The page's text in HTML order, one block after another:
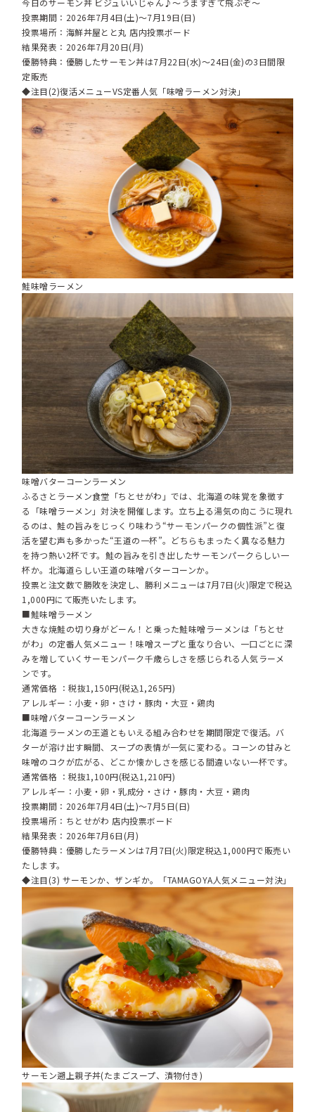
投票期間：2026年7月4日(土)～7月19日(日)
投票場所：海鮮丼屋とと丸 店内投票ボード
結果発表：2026年7月20日(月)
優勝特典：優勝したサーモン丼は7月22日(水)～24日(金)の3日間限
定販売
◆注目(2)復活メニューVS定番人気「味噌ラーメン対決」
鮭味噌ラーメン
味噌バターコーンラーメン
ふるさとラーメン食堂「ちとせがわ」では、北海道の味覚を象徴す
る「味噌ラーメン」対決を開催します。立ち上る湯気の向こうに現れ
るのは、鮭の旨みをじっくり味わう“サーモンパークの個性派”と復
活を望む声も多かった“王道の一杯”。どちらもまったく異なる魅力
を持つ熱い2杯です。鮭の旨みを引き出したサーモンパークらしい一
杯か。北海道らしい王道の味噌バターコーンか。
投票と注文数で勝敗を決定し、勝利メニューは7月7日(火)限定で税込
1,000円にて販売いたします。
■鮭味噌ラーメン
大きな焼鮭の切り身がどーん！と乗った鮭味噌ラーメンは「ちとせ
がわ」の定番人気メニュー！味噌スープと重なり合い、一口ごとに深
みを増していくサーモンパーク千歳らしさを感じられる人気ラーメ
ンです。
通常価格 ：税抜1,150円(税込1,265円)
アレルギー：小麦・卵・さけ・豚肉・大豆・鶏肉
■味噌バターコーンラーメン
北海道ラーメンの王道ともいえる組み合わせを期間限定で復活。バ
ターが溶け出す瞬間、スープの表情が一気に変わる。コーンの甘みと
味噌のコクが広がる、どこか懐かしさを感じる間違いない一杯です。
通常価格 ：税抜1,100円(税込1,210円)
アレルギー：小麦・卵・乳成分・さけ・豚肉・大豆・鶏肉
投票期間：2026年7月4日(土)～7月5日(日)
投票場所：ちとせがわ 店内投票ボード
結果発表：2026年7月6日(月)
優勝特典：優勝したラーメンは7月7日(火)限定税込1,000円で販売い
たします。
◆注目(3) サーモンか、ザンギか。「TAMAGOYA人気メニュー対決」
サーモン遡上親子丼(たまごスープ、漬物付き)